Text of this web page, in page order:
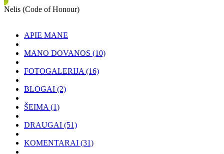
Nelis (Code of Honour)
APIE MANE
MANO DOVANOS (10)
FOTOGALERIJA (16)
BLOGAI (2)
ŠEIMA (1)
DRAUGAI (51)
KOMENTARAI (31)